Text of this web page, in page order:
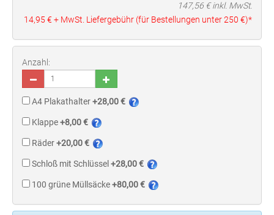
147,56 € inkl. MwSt.
14,95 € + MwSt. Liefergebühr (für Bestellungen unter250 €)*
Anzahl:
A4 Plakathalter+28,00 €
Klappe+8,00 €
Räder+20,00 €
Schloß mit Schlüssel +28,00 €
100 grüne Müllsäcke+80,00 €